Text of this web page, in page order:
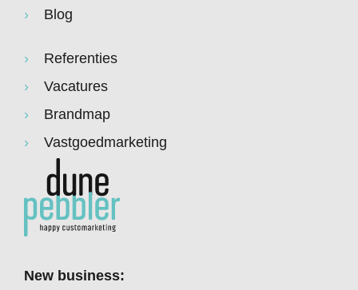
Blog
Referenties
Vacatures
Brandmap
Vastgoedmarketing
New business: